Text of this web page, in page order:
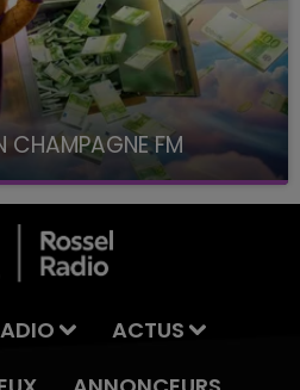
CHAMPAGNE FM
FM, à 8H10
ACTUS